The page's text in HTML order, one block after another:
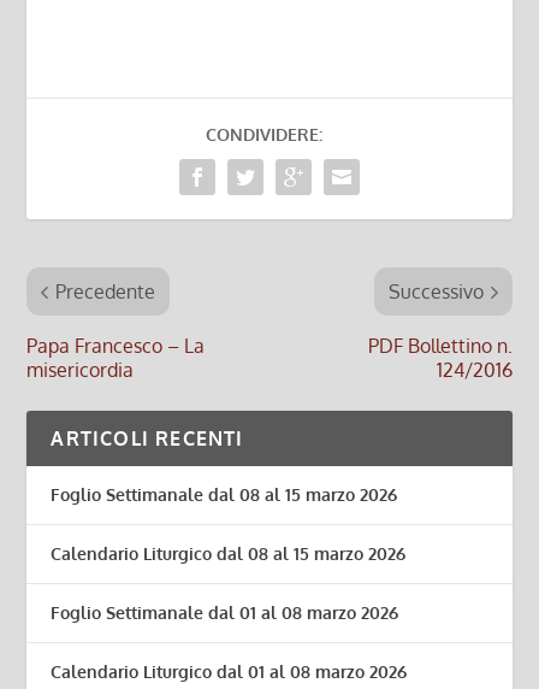
CONDIVIDERE:
Precedente
Papa Francesco – La
misericordia
Successivo
PDF Bollettino n.
124/2016
ARTICOLI RECENTI
Foglio Settimanale dal 08 al 15 marzo 2026
Calendario Liturgico dal 08 al 15 marzo 2026
Foglio Settimanale dal 01 al 08 marzo 2026
Calendario Liturgico dal 01 al 08 marzo 2026